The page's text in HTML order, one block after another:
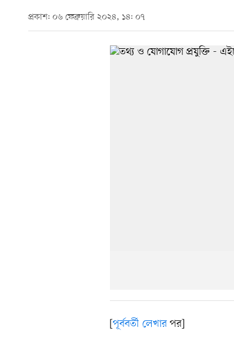
প্রকাশ: ০৬ ফেব্রুয়ারি ২০২৪, ১৪: ০৭
[পূর্ববর্তী লেখার পর]